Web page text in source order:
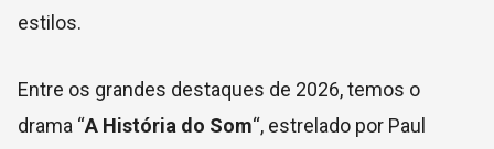
estilos.
Entre os grandes destaques de 2026, temos o
drama “A História do Som“, estrelado por Paul